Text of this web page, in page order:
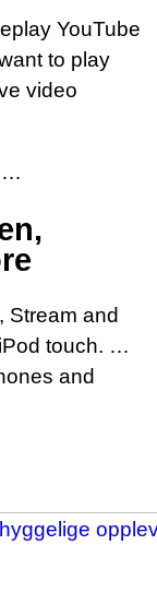
YouTube
to play
video
Stream and
touch. …
and